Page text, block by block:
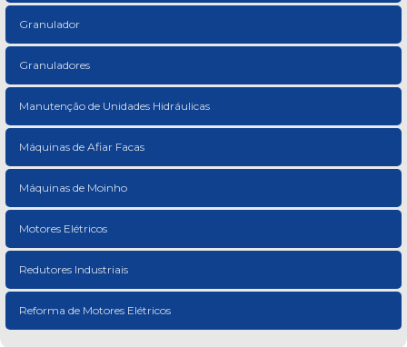
Granulador
Granuladores
Manutenção de Unidades Hidráulicas
Máquinas de Afiar Facas
Máquinas de Moinho
Motores Elétricos
Redutores Industriais
Reforma de Motores Elétricos